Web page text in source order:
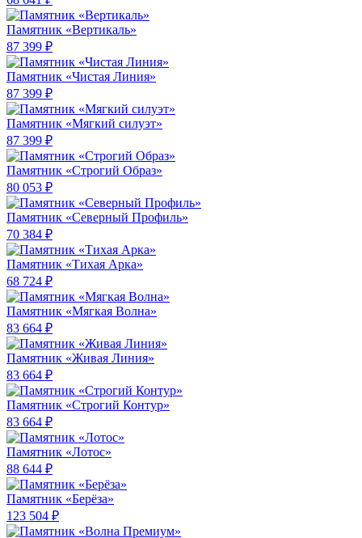
Памятник «Вертикаль»
87 399 ₽
Памятник «Чистая Линия»
87 399 ₽
Памятник «Мягкий силуэт»
87 399 ₽
Памятник «Строгий Образ»
80 053 ₽
Памятник «Северный Профиль»
70 384 ₽
Памятник «Тихая Арка»
68 724 ₽
Памятник «Мягкая Волна»
83 664 ₽
Памятник «Живая Линия»
83 664 ₽
Памятник «Строгий Контур»
83 664 ₽
Памятник «Лотос»
88 644 ₽
Памятник «Берёза»
123 504 ₽